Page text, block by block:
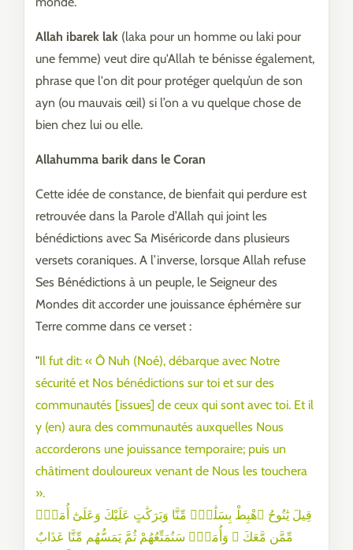
Allah ibarek lak (laka pour un homme ou laki pour
une femme) veut dire qu'Allah te bénisse également,
phrase que l'on dit pour protéger quelqu’un de son
ayn (ou mauvais œil) si l’on a vu quelque chose de
bien chez lui ou elle.
Allahumma barik dans le Coran
Cette idée de constance, de bienfait qui perdure est
retrouvée dans la Parole d’Allah qui joint les
bénédictions avec Sa Miséricorde dans plusieurs
versets coraniques. A l’inverse, lorsque Allah refuse
Ses Bénédictions à un peuple, le Seigneur des
Mondes dit accorder une jouissance éphémère sur
Terre comme dans ce verset :
"Il fut dit: « Ô Nuh (Noé), débarque avec Notre
sécurité et Nos bénédictions sur toi et sur des
communautés [issues] de ceux qui sont avec toi. Et il
y (en) aura des communautés auxquelles Nous
accorderons une jouissance temporaire; puis un
châtiment douloureux venant de Nous les touchera
».
قِيلَ يَٰنُوحُ ٱهْبِطْ بِسَلَٰمٍۢ مِّنَّا وَبَرَكَٰتٍ عَلَيْكَ وَعَلَىٰٓ أُمَمٍۢ
مِّمَّن مَّعَكَ ۚ وَأُمَمٌۭ سَنُمَتِّعُهُمْ ثُمَّ يَمَسُّهُم مِّنَّا عَذَابٌ